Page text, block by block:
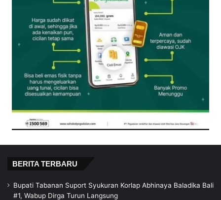
BERITA TERBARU
Bupati Tabanan Suport Syukuran Korlap Abhinaya Baladika Bali
#1, Wabup Dirga Turun Langsung